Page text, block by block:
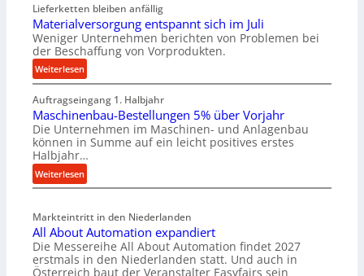
Lieferketten bleiben anfällig
Materialversorgung entspannt sich im Juli
Weniger Unternehmen berichten von Problemen bei
der Beschaffung von Vorprodukten.
Weiterlesen:
M
a
t
e
r
i
a
l
e
r
s
o
Auftragseingang 1. Halbjahr
Maschinenbau-Bestellungen 5% über Vorjahr
Die Unternehmen im Maschinen- und Anlagenbau
können in Summe auf ein leicht positives erstes
Halbjahr…
Weiterlesen:
M
s
c
h
i
Markteintritt in den Niederlanden
All About Automation expandiert
Die Messereihe All About Automation findet 2027
erstmals in den Niederlanden statt. Und auch in
Österreich baut der Veranstalter Easyfairs sein